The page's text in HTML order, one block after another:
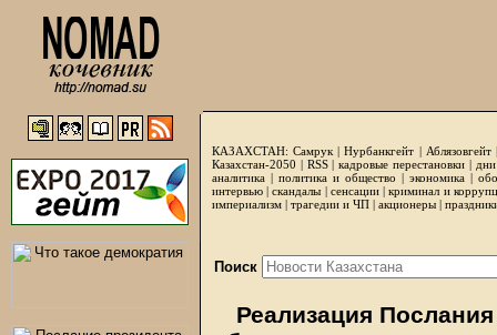
КАЗАХСТАН: Самрук |Нурбанкгейт | Аблязовгейт
Казахстан-2050 | RSS|кадровые перестановки|
аналитика | политика и общество | экономика |
интервью |скандалы | сенсации|криминал и
империализм | трагедии и ЧП | акционеры |
Поиск
Реализация